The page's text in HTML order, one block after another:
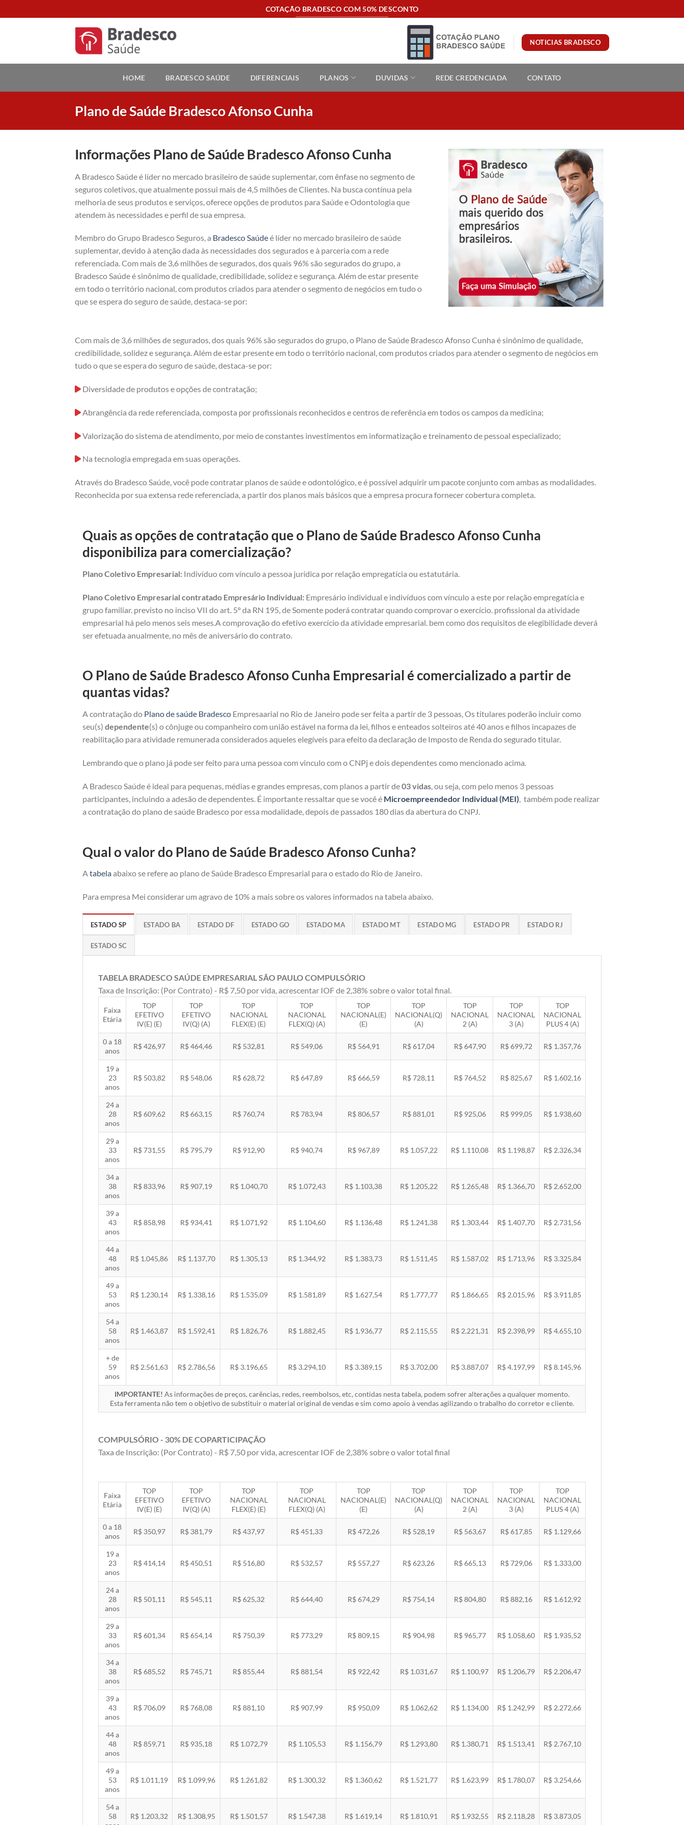
to
COTAÇÃO BRADESCO COM 50% DESCONTO
NOTICIAS BRADESCO
HOME BRADESCO SAÚDE DIFERENCIAIS PLANOS DUVIDAS REDE CREDENCIADA CONTATO
Plano de Saúde Bradesco Afonso Cunha
Informações Plano de Saúde Bradesco Afonso Cunha
A Bradesco Saúde é líder no mercado brasileiro de saúde suplementar, com ênfase no segmento de
seguros coletivos, que atualmente possui mais de 4,5 milhões de Clientes. Na busca contínua pela
melhoria de seus produtos e serviços, oferece opções de produtos para Saúde e Odontologia que
atendem às necessidades e perfil de sua empresa.
Membro do Grupo Bradesco Seguros, a Bradesco Saúdeé líder no mercado brasileiro de saúde
suplementar, devido à atenção dada às necessidades dos segurados e à parceria com a rede
referenciada. Com mais de 3,6 milhões de segurados, dos quais 96% são segurados do grupo, a
Bradesco Saúde é sinônimo de qualidade, credibilidade, solidez e segurança. Além de estar presente
em todo o território nacional, com produtos criados para atender o segmento de negócios em tudo o
que se espera do seguro de saúde, destaca-se por:
Com mais de 3,6 milhões de segurados, dos quais 96% são segurados do grupo, o Plano de Saúde Bradesco Afonso Cunha é sinônimo de qualidade,
credibilidade, solidez e segurança. Além de estar presente em todo o território nacional, com produtos criados para atender o segmento de negócios em
tudo o que se espera do seguro de saúde, destaca-se por:
Diversidade de produtos e opções de contratação;
Abrangência da rede referenciada, composta por profissionais reconhecidos e centros de referência em todos os campos da medicina;
Valorização do sistema de atendimento, por meio de constantes investimentos em informatização e treinamento de pessoal especializado;
Na tecnologia empregada em suas operações.
Através do Bradesco Saúde, você pode contratar planos de saúde e odontológico, e é possível adquirir um pacote conjunto com ambas as modalidades.
Reconhecida por sua extensa rede referenciada, a partir dos planos mais básicos que a empresa procura fornecer cobertura completa.
Quais as opções de contratação que o Plano de Saúde Bradesco Afonso Cunha
disponibiliza para comercialização?
Plano Coletivo Empresarial: Indivíduo com vínculo a pessoa jurídica por relação empregatícia ou estatutária.
Plano Coletivo Empresarial contratado Empresário Individual: Empresário individual e indivíduos com vínculo a este por relação empregatícia e
grupo familiar. previsto no inciso VII do art. 5º da RN 195, de Somente poderá contratar quando comprovar o exercício. profissional da atividade
empresarial há pelo menos seis meses.A comprovação do efetivo exercício da atividade empresarial. bem como dos requisitos de elegibilidade deverá
ser efetuada anualmente, no mês de aniversário do contrato.
O Plano de Saúde Bradesco Afonso Cunha Empresarial é comercializado a partir de
quantas vidas?
A contratação do Plano de saúde Bradesco Empresaarial no Rio de Janeiro pode ser feita a partir de 3 pessoas, Os titulares poderão incluir como
seu(s) dependente(s) o cônjuge ou companheiro com união estável na forma da lei, filhos e enteados solteiros até 40 anos e filhos incapazes de
reabilitação para atividade remunerada considerados aqueles elegíveis para efeito da declaração de Imposto de Renda do segurado titular.
Lembrando que o plano já pode ser feito para uma pessoa com vinculo com o CNPj e dois dependentes como mencionado acima.
A Bradesco Saúde é ideal para pequenas, médias e grandes empresas, com planos a partir de03 vidas , ou seja, com pelo menos 3 pessoas
participantes, incluindo a adesão de dependentes. É importante ressaltar que se você é Microempreendedor Individual (MEI) , também pode realizar
a contratação do plano de saúde Bradesco por essa modalidade, depois de passados 180 dias da abertura do CNPJ.
Qual o valor do Plano de Saúde Bradesco Afonso Cunha?
Atabelaabaixo se refere ao plano de Saúde Bradesco Empresarial para o estado do Rio de Janeiro.
Para empresa Mei considerar um agravo de 10% a mais sobre os valores informados na tabela abaixo.
ESTADO SP ESTADO BA ESTADO DF ESTADO GO ESTADO MA ESTADO MT ESTADO MG ESTADO PR ESTADO RJ
ESTADO SC
TABELA BRADESCO SAÚDE EMPRESARIAL SÃO PAULO COMPULSÓRIO
Taxa de Inscrição: (Por Contrato) - R$ 7,50 por vida, acrescentar IOF de 2,38% sobre o valor total final.
Faixa
Etária
TOP
EFETIVO
IV(E) (E)
TOP
EFETIVO
IV(Q) (A)
TOP
NACIONAL
FLEX(E) (E)
TOP
NACIONAL
FLEX(Q) (A)
TOP
NACIONAL(E)
(E)
TOP
NACIONAL(Q)
(A)
TOP
NACIONAL
2 (A)
TOP
NACIONAL
3 (A)
TOP
NACIONAL
PLUS 4 (A)
0 a 18
anos
R$ 426,97 R$ 464,46 R$ 532,81 R$ 549,06 R$ 564,91 R$ 617,04 R$ 647,90 R$ 699,72 R$ 1.357,76
19 a
23
anos
R$ 503,82 R$ 548,06 R$ 628,72 R$ 647,89 R$ 666,59 R$ 728,11 R$ 764,52 R$ 825,67 R$ 1.602,16
24 a
28
anos
R$ 609,62 R$ 663,15 R$ 760,74 R$ 783,94 R$ 806,57 R$ 881,01 R$ 925,06 R$ 999,05 R$ 1.938,60
29 a
33
anos
R$ 731,55 R$ 795,79 R$ 912,90 R$ 940,74 R$ 967,89 R$ 1.057,22 R$ 1.110,08 R$ 1.198,87 R$ 2.326,34
34 a
38
anos
R$ 833,96 R$ 907,19 R$ 1.040,70 R$ 1.072,43 R$ 1.103,38 R$ 1.205,22 R$ 1.265,48 R$ 1.366,70 R$ 2.652,00
39 a
43
anos
R$ 858,98 R$ 934,41 R$ 1.071,92 R$ 1.104,60 R$ 1.136,48 R$ 1.241,38 R$ 1.303,44 R$ 1.407,70 R$ 2.731,56
44 a
48
anos
R$ 1.045,86 R$ 1.137,70 R$ 1.305,13 R$ 1.344,92 R$ 1.383,73 R$ 1.511,45 R$ 1.587,02 R$ 1.713,96 R$ 3.325,84
49 a
53
anos
R$ 1.230,14 R$ 1.338,16 R$ 1.535,09 R$ 1.581,89 R$ 1.627,54 R$ 1.777,77 R$ 1.866,65 R$ 2.015,96 R$ 3.911,85
54 a
58
anos
R$ 1.463,87 R$ 1.592,41 R$ 1.826,76 R$ 1.882,45 R$ 1.936,77 R$ 2.115,55 R$ 2.221,31 R$ 2.398,99 R$ 4.655,10
+ de
59
anos
R$ 2.561,63 R$ 2.786,56 R$ 3.196,65 R$ 3.294,10 R$ 3.389,15 R$ 3.702,00 R$ 3.887,07 R$ 4.197,99 R$ 8.145,96
IMPORTANTE! As informações de preços, carências, redes, reembolsos, etc, contidas nesta tabela, podem sofrer alterações a qualquer momento.
Esta ferramenta não tem o objetivo de substituir o material original de vendas e sim como apoio à vendas agilizando o trabalho do corretor e cliente.
COMPULSÓRIO - 30% DE COPARTICIPAÇÃO
Taxa de Inscrição: (Por Contrato) - R$ 7,50 por vida, acrescentar IOF de 2,38% sobre o valor total final
Faixa
Etária
TOP
EFETIVO
IV(E) (E)
TOP
EFETIVO
IV(Q) (A)
TOP
NACIONAL
FLEX(E) (E)
TOP
NACIONAL
FLEX(Q) (A)
TOP
NACIONAL(E)
(E)
TOP
NACIONAL(Q)
(A)
TOP
NACIONAL
2 (A)
TOP
NACIONAL
3 (A)
TOP
NACIONAL
PLUS 4 (A)
0 a 18
anos
R$ 350,97 R$ 381,79 R$ 437,97 R$ 451,33 R$ 472,26 R$ 528,19 R$ 563,67 R$ 617,85 R$ 1.129,66
19 a
23
anos
R$ 414,14 R$ 450,51 R$ 516,80 R$ 532,57 R$ 557,27 R$ 623,26 R$ 665,13 R$ 729,06 R$ 1.333,00
24 a
28
anos
R$ 501,11 R$ 545,11 R$ 625,32 R$ 644,40 R$ 674,29 R$ 754,14 R$ 804,80 R$ 882,16 R$ 1.612,92
29 a
33
anos
R$ 601,34 R$ 654,14 R$ 750,39 R$ 773,29 R$ 809,15 R$ 904,98 R$ 965,77 R$ 1.058,60 R$ 1.935,52
34 a
38
anos
R$ 685,52 R$ 745,71 R$ 855,44 R$ 881,54 R$ 922,42 R$ 1.031,67 R$ 1.100,97 R$ 1.206,79 R$ 2.206,47
39 a
43
anos
R$ 706,09 R$ 768,08 R$ 881,10 R$ 907,99 R$ 950,09 R$ 1.062,62 R$ 1.134,00 R$ 1.242,99 R$ 2.272,66
44 a
48
anos
R$ 859,71 R$ 935,18 R$ 1.072,79 R$ 1.105,53 R$ 1.156,79 R$ 1.293,80 R$ 1.380,71 R$ 1.513,41 R$ 2.767,10
49 a
53
anos
R$ 1.011,19 R$ 1.099,96 R$ 1.261,82 R$ 1.300,32 R$ 1.360,62 R$ 1.521,77 R$ 1.623,99 R$ 1.780,07 R$ 3.254,66
54 a
58
R$ 1.203,32 R$ 1.308,95 R$ 1.501,57 R$ 1.547,38 R$ 1.619,14 R$ 1.810,91 R$ 1.932,55 R$ 2.118,28 R$ 3.873,05